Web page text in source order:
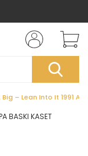
Big – Lean Into It 1991